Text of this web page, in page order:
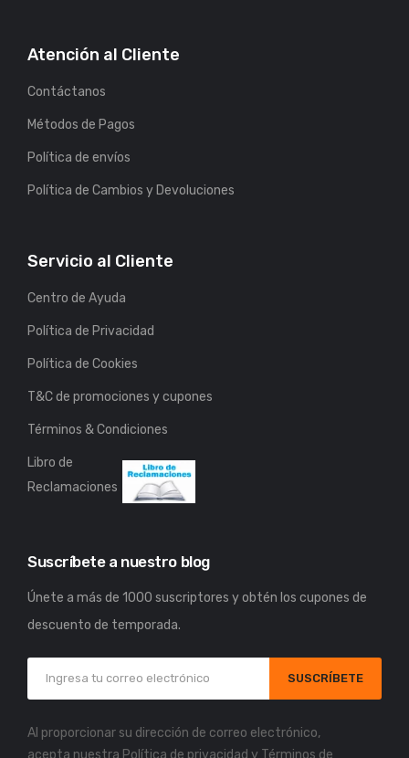
Atención al Cliente
Contáctanos
Métodos de Pagos
Política de envíos
Política de Cambios y Devoluciones
Servicio al Cliente
Centro de Ayuda
Política de Privacidad
Política de Cookies
T&C de promociones y cupones
Términos & Condiciones
Libro de
Reclamaciones
Suscríbete a nuestro blog
Únete a más de 1000 suscriptores y obtén los cupones de
descuento de temporada.
SUSCRÍBETE
Al proporcionar su dirección de correo electrónico,
acepta nuestra Política de privacidad y Términos de